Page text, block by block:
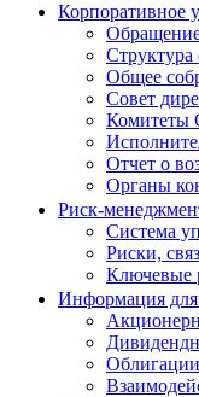
Корпоративное
Обращение
Структура
Общее
Совет
Комитеты
Отчет о
Органы
Риск-
Система
Риски,
Ключевые
Информация
Облигации